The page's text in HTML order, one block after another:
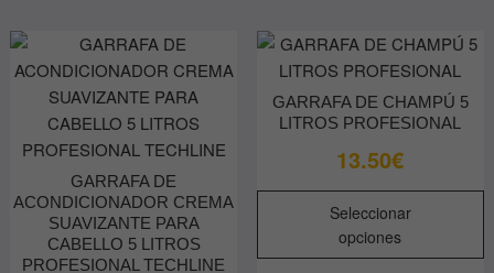
GARRAFA DE
ACONDICIONADOR CREMA
SUAVIZANTE PARA
CABELLO 5 LITROS
PROFESIONAL TECHLINE
GARRAFA DE CHAMPÚ 5
LITROS PROFESIONAL
13.50€
Seleccionar
opciones